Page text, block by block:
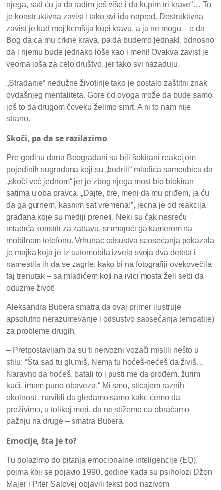
njega, sad ću ja da radim još više i da kupim tri krave“… To
je konstruktivna zavist i tako svi idu napred. Destruktivna
zavist je kad moj komšija kupi kravu, a ja ne mogu – e da
Bog da da mu crkne krava, pa da budemo jednaki, odnosno
da i njemu bude jednako loše kao i meni! Ovakva zavist je
veoma loša za celo društvo, jer tako svi nazaduju.
„Stradanje“ nedužne životinje tako je postalo zaštitni znak
ovdašnjeg mentaliteta. Gore od ovoga može da bude samo
još to da drugom čoveku želimo smrt. A ni to nam nije
strano.
Skoči, pa da se razilazimo
Pre godinu dana Beograđani su bili šokirani reakcijom
pojedinih sugrađana koji su „bodrili“ mladića samoubicu da
„skoči već jednom“ jer je zbog njega most bio blokiran
satima u oba pravca. „Dajte, bre, meni da mu priđem, ja ću
da ga gurnem, kasnim sat vremena!”, jedna je od reakcija
građana koje su mediji preneli. Neki su čak nesreću
mladića koristili za zabavu, snimajući ga kamerom na
mobilnom telefonu. Vrhunac odsustva saosećanja pokazala
je majka koja je iz automobila izvela svoja dva deteta i
namestila ih da se zagrle, kako bi na fotografiji ovekovečila
taj trenutak – sa mladićem koji na ivici mosta želi sebi da
oduzme život!
Aleksandra Bubera smatra da ovaj primer ilustruje
apsolutno nerazumevanje i odsustvo saosećanja (empatije)
za probleme drugih.
– Pretpostavljam da su ti nervozni vozači mislili nešto u
stilu: “Šta sad tu glumiš. Nema tu hoćeš-nećeš da živiš…
Naravno da hoćeš, batali to i pusti me da prođem, žurim
kući, imam puno obaveza.“ Mi smo, sticajem raznih
okolnosti, navikli da gledamo samo kako ćemo da
preživimo, u tolikoj meri, da ne stižemo da obraćamo
pažnju na druge – smatra Bubera.
Emocije, šta je to?
Tu dolazimo do pitanja emocionalne inteligencije (EQ),
pojma koji se pojavio 1990. godine kada su psiholozi Džon
Majer i Piter Salovej objavili tekst pod nazivom